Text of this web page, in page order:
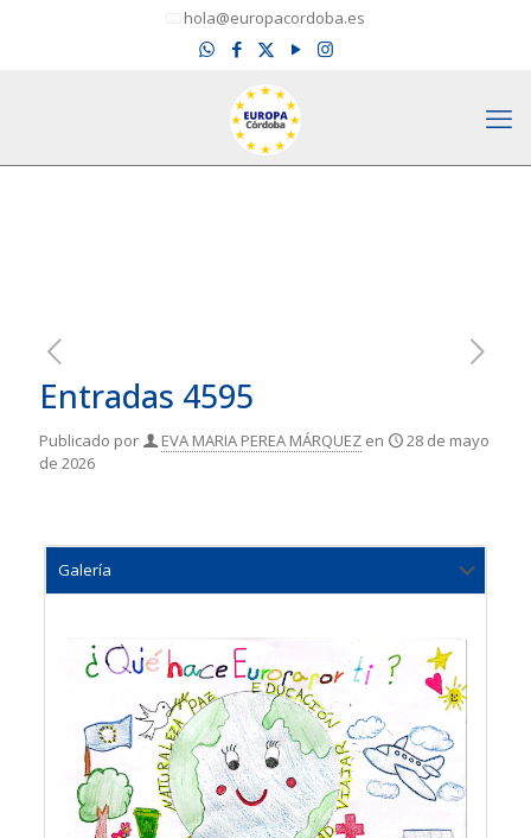
hola@europacordoba.es
Entradas 4595
Publicado por EVA MARIA PEREA MÁRQUEZ en
28 de mayo
de 2026